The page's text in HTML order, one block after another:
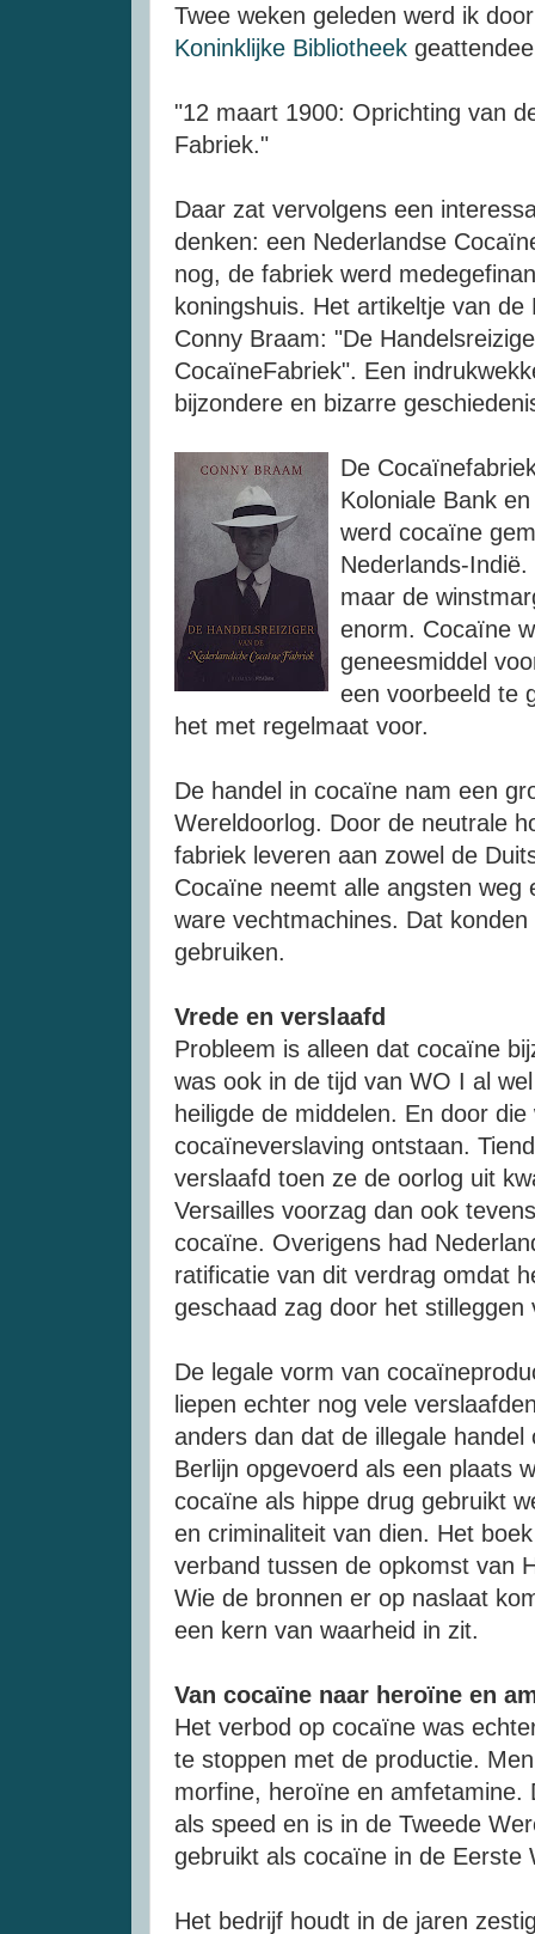
Twee weken geleden werd ik
Koninklijke Bibliotheek
"12 maart 1900: Oprichting van
Fabriek."
Daar zat vervolgens een
denken: een Nederlandse
nog, de fabriek werd
koningshuis. Het artikeltje van
Conny Braam: "De
CocaïneFabriek". Een
bijzondere en bizarre
De
Koloniale Bank
werd cocaïne
Nederlands-
maar de
enorm. Cocaïne
geneesmiddel
een voorbeeld te
het met regelmaat voor.
De handel in cocaïne nam een
Wereldoorlog. Door de neutrale
fabriek leveren aan zowel de
Cocaïne neemt alle angsten weg
ware vechtmachines. Dat
gebruiken.
Vrede en verslaafd
Probleem is alleen dat cocaïne
was ook in de tijd van WO I al
heiligde de middelen. En door
cocaïneverslaving ontstaan.
verslaafd toen ze de oorlog uit
Versailles voorzag dan ook
cocaïne. Overigens had
ratificatie van dit verdrag omdat
geschaad zag door het
De legale vorm van
liepen echter nog vele
anders dan dat de illegale
Berlijn opgevoerd als een plaats
cocaïne als hippe drug gebruikt
en criminaliteit van dien. Het
verband tussen de opkomst van
Wie de bronnen er op naslaat
een kern van waarheid in zit.
Van cocaïne naar heroïne en
Het verbod op cocaïne was
te stoppen met de productie.
morfine, heroïne en amfetamine.
als speed en is in de Tweede
gebruikt als cocaïne in de Eerste
Het bedrijf houdt in de jaren